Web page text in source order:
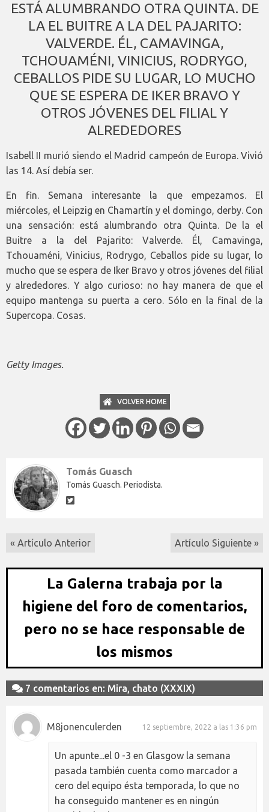
ESTÁ ALUMBRANDO OTRA QUINTA. DE
LA EL BUITRE A LA DEL PAJARITO:
VALVERDE. ÉL, CAMAVINGA,
TCHOUAMÉNI, VINICIUS, RODRYGO,
CEBALLOS PIDE SU LUGAR, LO MUCHO
QUE SE ESPERA DE IKER BRAVO Y
OTROS JÓVENES DEL FILIAL Y
ALREDEDORES
Isabell II murió siendo el Madrid campeón de Europa. Vivió
las 14. Así debía ser.
En fin. Semana interesante la que empezamos. El
miércoles, el Leipzig en Chamartín y el domingo, derby. Con
una sensación: está alumbrando otra Quinta. De la el
Buitre a la del Pajarito: Valverde. Él, Camavinga,
Tchouaméni, Vinicius, Rodrygo, Ceballos pide su lugar, lo
mucho que se espera de Iker Bravo y otros jóvenes del filial
y alrededores. Y algo curioso: no hay manera de que el
equipo mantenga su puerta a cero. Sólo en la final de la
Supercopa. Cosas.
Getty Images.
VOLVER HOME
Tomás Guasch
Tomás Guasch. Periodista.
« Artículo Anterior Artículo Siguiente »
La Galerna trabaja por la
higiene del foro de comentarios,
pero no se hace responsable de
los mismos
7 comentarios en: Mira, chato (XXXIX)
M8jonenculerden 12 septiembre, 2022 a las 1:36 pm
Un apunte...el 0 -3 en Glasgow la semana
pasada también cuenta como marcador a
cero del equipo ésta temporada, lo que no
ha conseguido mantener es en ningún